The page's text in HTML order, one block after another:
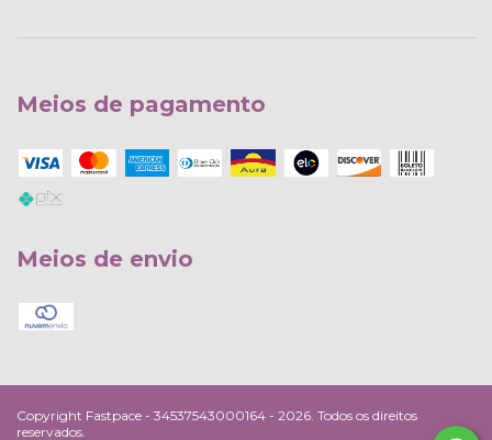
Meios de pagamento
Meios de envio
Copyright Fastpace - 34537543000164 - 2026. Todos os direitos
reservados.